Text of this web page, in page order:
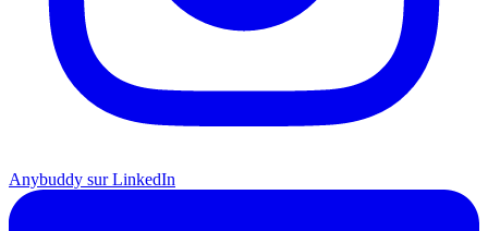
Anybuddy sur LinkedIn